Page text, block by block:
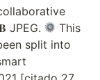
JPEG.
This
split into